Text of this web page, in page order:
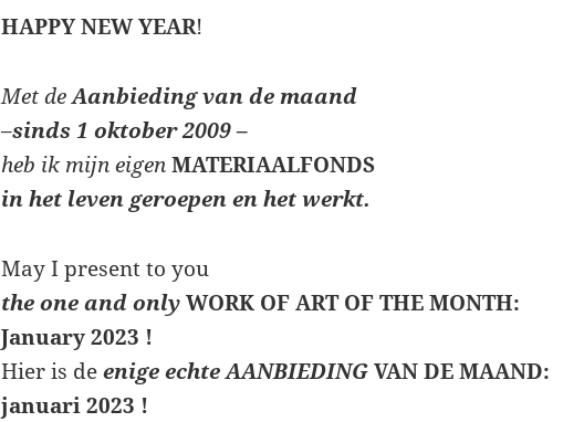
HAPPY NEW YEAR!
Met de Aanbieding van de maand
–sinds 1 oktober 2009–
heb ik mijn eigen MATERIAALFONDS
in het leven geroepen en het werkt.
May I present to you
the one and onlyWORK OF ART OF THE MONTH:
January 2023 !
Hier is deenige echte AANBIEDINGVAN DE MAAND:
januari 2023 !